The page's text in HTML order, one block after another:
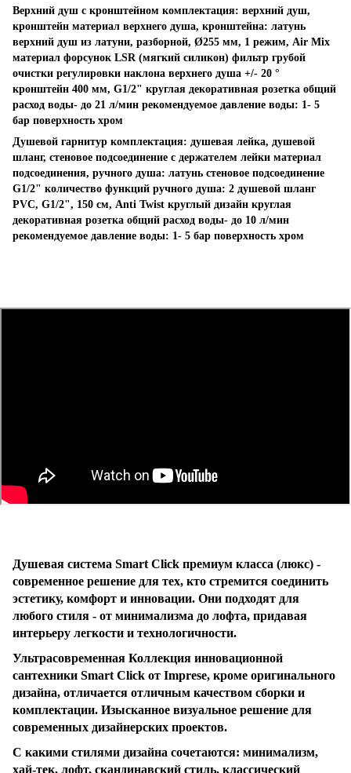
Верхний душ с кронштейном комплектация: верхний душ,
кронштейн материал верхнего душа, кронштейна: латунь
верхний душ из латуни, разборной, Ø255 мм, 1 режим, Air Mix
материал форсунок LSR (мягкий силикон) фильтр грубой
очистки регулировки наклона верхнего душа +/- 20 °
кронштейн 400 мм, G1/2" круглая декоративная розетка общий
расход воды- до 21 л/мин рекомендуемое давление воды: 1- 5
бар поверхность хром
Душевой гарнитур комплектация: душевая лейка, душевой
шланг, стеновое подсоединение с держателем лейки материал
подсоединения, ручного душа: латунь стеновое подсоединение
G1/2" количество функций ручного душа: 2 душевой шланг
PVC, G1/2", 150 см, Anti Twist круглый дизайн круглая
декоративная розетка общий расход воды- до 10 л/мин
рекомендуемое давление воды: 1- 5 бар поверхность хром
Душевая система Smart Click премиум класса (люкс) -
современное решение для тех, кто стремится соединить
эстетику, комфорт и инновации. Они подходят для
любого стиля - от минимализма до лофта, придавая
интерьеру легкости и технологичности.
Ультрасовременная Коллекция инновационной
сантехники Smart Click от Imprese, кроме оригинального
дизайна, отличается отличным качеством сборки и
комплектации. Изысканное визуальное решение для
современных дизайнерских проектов.
С какими стилями дизайна сочетаются: минимализм,
хай-тек, лофт, скандинавский стиль, классический